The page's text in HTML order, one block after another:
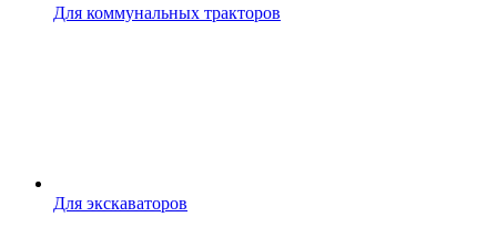
Для коммунальных тракторов
Для экскаваторов